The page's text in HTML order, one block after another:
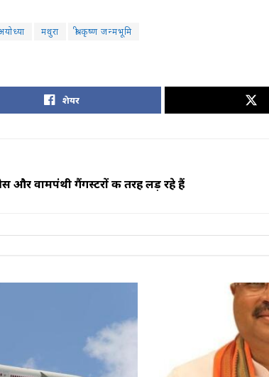
मथुरा श्री कृष्ण जन्मभूमि
शेयर
और वामपंथी गैंगस्टरों की तरह लड़ रहे हैं